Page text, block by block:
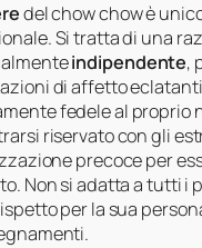
del chow chow è
Si tratta di una
indipendente,
di affetto
fedele al proprio
riservato con gli
precoce per
Non si adatta a tutti i
per la sua